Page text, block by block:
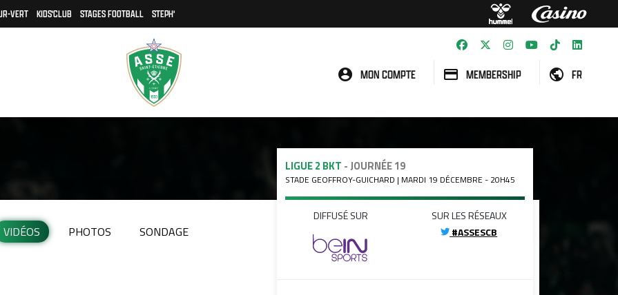
VERT KIDS'CLUB STAGES FOOTBALL STEPH'
MON COMPTE MEMBERSHIP FR
LIGUE 2 BKT - JOURNÉE 19
STADE GEOFFROY-GUICHARD | MARDI 19 DÉCEMBRE - 20H45
DIFFUSÉ SUR
SUR LES RÉSEAUX
#ASSESCB
VIDÉOS PHOTOS SONDAGE